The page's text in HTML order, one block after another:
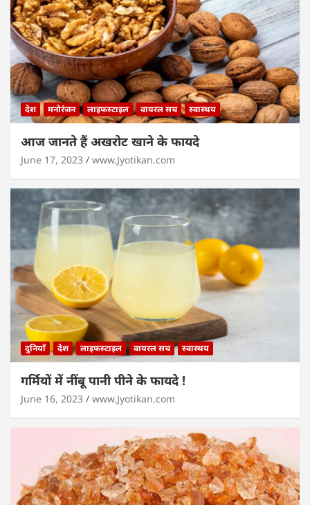
देश मनोरंजन लाइफस्टाइल वायरल सच स्वास्थय
आज जानते हैं अखरोट खाने के फायदे
June 17, 2023 www.Jyotikan.com
दुनियाँ देश लाइफस्टाइल वायरल सच स्वास्थय
गर्मियों में नींबू पानी पीने के फायदे !
June 16, 2023 www.Jyotikan.com